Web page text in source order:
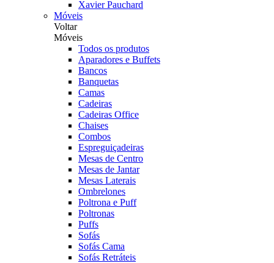
Xavier Pauchard
Móveis
Voltar
Móveis
Todos os produtos
Aparadores e Buffets
Bancos
Banquetas
Camas
Cadeiras
Cadeiras Office
Chaises
Combos
Espreguiçadeiras
Mesas de Centro
Mesas de Jantar
Mesas Laterais
Ombrelones
Poltrona e Puff
Poltronas
Puffs
Sofás
Sofás Cama
Sofás Retráteis